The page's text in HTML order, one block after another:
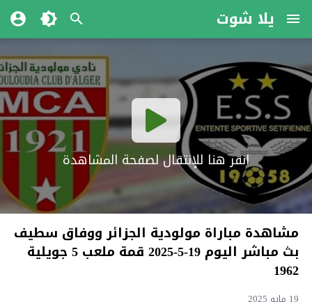
يلا شوت
انقر هنا للإنتقال لصفحة المشاهدة
مشاهدة مباراة مولودية الجزائر ووفاق سطيف
بث مباشر اليوم 19-5-2025 قمة ملعب 5 جويلية
1962